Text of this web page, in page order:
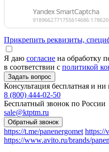
Прикрепить реквизиты,
Я даю согласие на обработку
в соответствии с политикой
Консультация бесплатная и
8 (800) 444-02-50
Бесплатный звонок по России
sale@ktptm.ru
https://t.me/panenergomet https://
https://www.avito.ru/brands/